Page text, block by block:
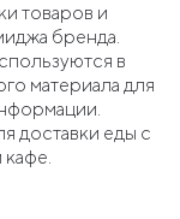
товаров и
бренда.
в
материала для
доставки еды с